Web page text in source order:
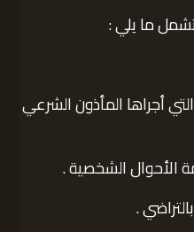
ما يلي :
أجراها المأذون الشرعي
الأحوال الشخصية .
.